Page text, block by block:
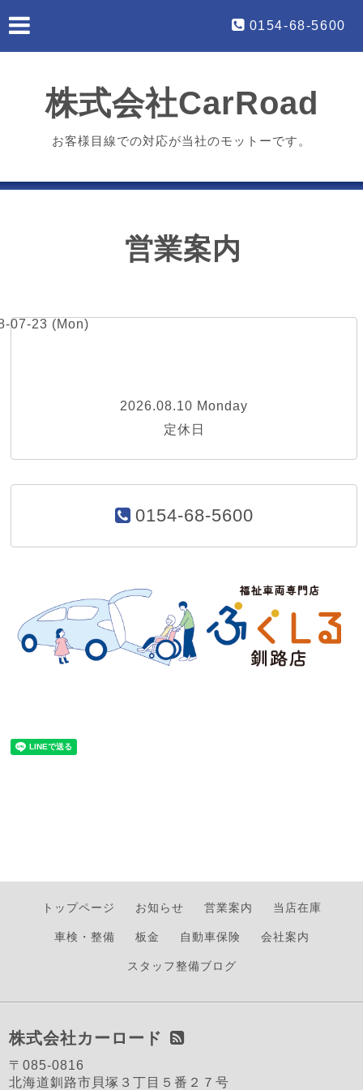
0154-68-5600
株式会社CarRoad
お客様目線での対応が当社のモットーです。
営業案内
07-23 (Mon)
2026.08.10 Monday
定休日
0154-68-5600
トップページ お知らせ 営業案内 当店在庫
車検・整備 板金 自動車保険 会社案内
スタッフ整備ブログ
株式会社カーロード
〒085-0816
北海道釧路市貝塚３丁目５番２７号